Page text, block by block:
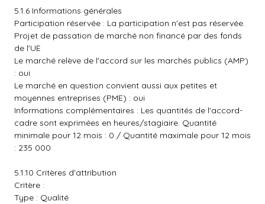
5.1.6 Informations générales
Participation réservée : La participation n'est pas réservée.
Projet de passation de marché non financé par des fonds
de l'UE
Le marché relève de l'accord sur les marchés publics (AMP)
: oui
Le marché en question convient aussi aux petites et
moyennes entreprises (PME) : oui
Informations complémentaires : Les quantités de l'accord-
cadre sont exprimées en heures/stagiaire. Quantité
minimale pour 12 mois : 0 / Quantité maximale pour 12 mois
: 235 000
5.1.10 Critères d'attribution
Critère :
Type : Qualité